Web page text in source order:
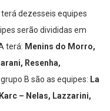
dezesseis equipes
serão divididas em
terá: Menins do Morro,
Resenha,
B são as equipes: La
– Nelas, Lazzarini,